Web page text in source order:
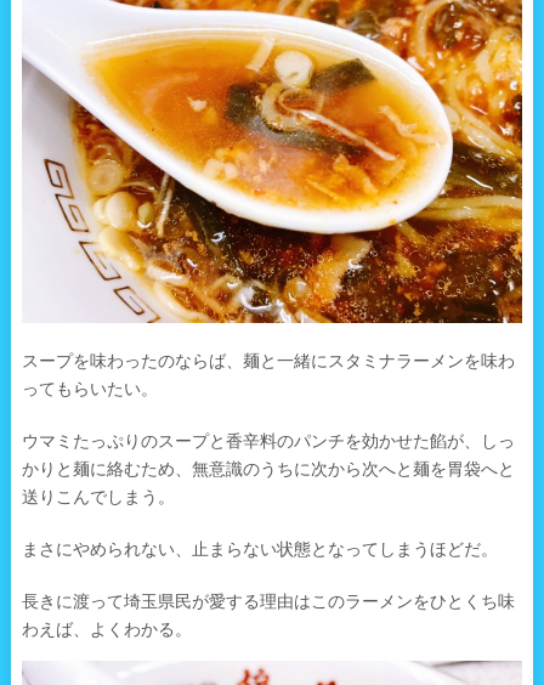
スープを味わったのならば、麺と一緒にスタミナラーメンを味わ
ってもらいたい。
ウマミたっぷりのスープと香辛料のパンチを効かせた餡が、しっ
かりと麺に絡むため、無意識のうちに次から次へと麺を胃袋へと
送りこんでしまう。
まさにやめられない、止まらない状態となってしまうほどだ。
長きに渡って埼玉県民が愛する理由はこのラーメンをひとくち味
わえば、よくわかる。